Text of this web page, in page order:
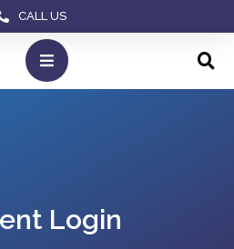
CALL US
Login